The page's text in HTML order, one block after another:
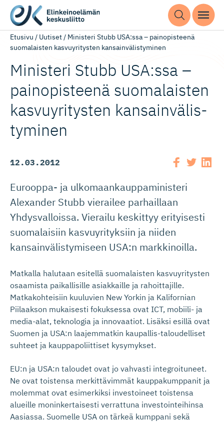
Etusivu / Uutiset/ Ministeri Stubb USA:ssa – painopisteenä
suomalaisten kasvuyritysten kansainvälistyminen
Ministeri Stubb USA:ssa –
painopisteenä suomalaisten
kasvuyritysten kansainvä­lis­
tyminen
12.03.2012
Eurooppa- ja ulkomaankauppaministeri
Alexander Stubb vierailee parhaillaan
Yhdysvalloissa. Vierailu keskittyy erityisesti
suomalaisiin kasvuyrityksiin ja niiden
kansainvälistymiseen USA:n markkinoilla.
Matkalla halutaan esitellä suomalaisten kasvuyritysten
osaamista paikallisille asiakkaille ja rahoittajille.
Matkakohteisiin kuuluvien New Yorkin ja Kalifornian
Piilaakson mukaisesti fokuksessa ovat ICT, mobiili- ja
media-alat, teknologia ja innovaatiot. Lisäksi esillä ovat
Suomen ja USA:n laajemmatkin kaupallis-taloudelliset
suhteet ja kauppapoliittiset kysymykset.
EU:n ja USA:n taloudet ovat jo vahvasti integroituneet.
Ne ovat toistensa merkittävimmät kauppakumppanit ja
molemmat ovat esimerkiksi investoineet toistensa
alueille moninkertaisesti verrattuna investointeihinsa
Aasiassa. Suomelle USA on tärkeä kumppani sekä